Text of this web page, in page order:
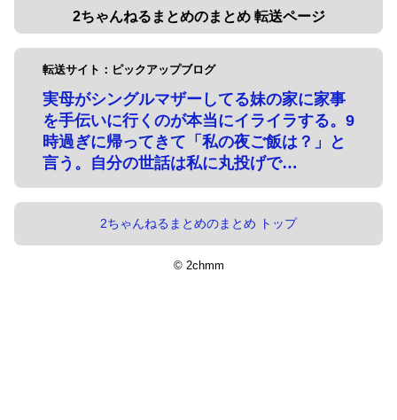
2ちゃんねるまとめのまとめ 転送ページ
転送サイト：ピックアップブログ
実母がシングルマザーしてる妹の家に家事
を手伝いに行くのが本当にイライラする。9
時過ぎに帰ってきて「私の夜ご飯は？」と
言う。自分の世話は私に丸投げで…
2ちゃんねるまとめのまとめ トップ
© 2chmm